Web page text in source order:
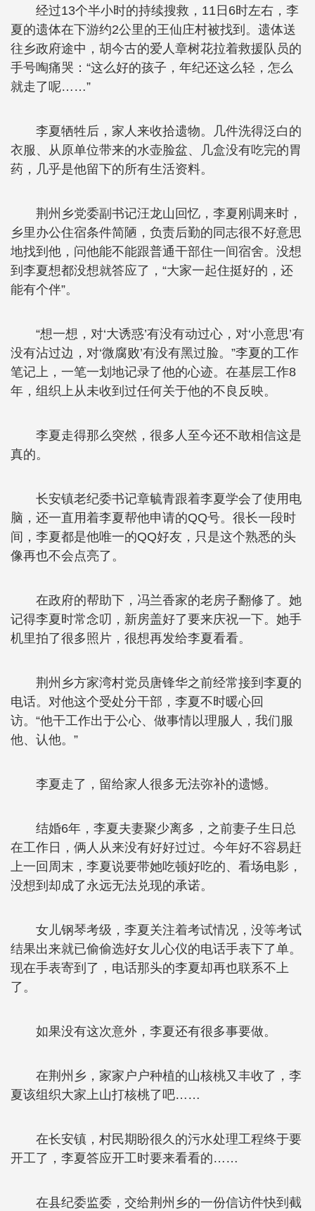
经过13个半小时的持续搜救，11日6时左右，李
夏的遗体在下游约2公里的王仙庄村被找到。遗体送
往乡政府途中，胡今古的爱人章树花拉着救援队员的
手号啕痛哭：“这么好的孩子，年纪还这么轻，怎么
就走了呢……”
李夏牺牲后，家人来收拾遗物。几件洗得泛白的
衣服、从原单位带来的水壶脸盆、几盒没有吃完的胃
药，几乎是他留下的所有生活资料。
荆州乡党委副书记汪龙山回忆，李夏刚调来时，
乡里办公住宿条件简陋，负责后勤的同志很不好意思
地找到他，问他能不能跟普通干部住一间宿舍。没想
到李夏想都没想就答应了，“大家一起住挺好的，还
能有个伴”。
“想一想，对‘大诱惑’有没有动过心，对‘小意思’有
没有沾过边，对‘微腐败’有没有黑过脸。”李夏的工作
笔记上，一笔一划地记录了他的心迹。在基层工作8
年，组织上从未收到过任何关于他的不良反映。
李夏走得那么突然，很多人至今还不敢相信这是
真的。
长安镇老纪委书记章毓青跟着李夏学会了使用电
脑，还一直用着李夏帮他申请的QQ号。很长一段时
间，李夏都是他唯一的QQ好友，只是这个熟悉的头
像再也不会点亮了。
在政府的帮助下，冯兰香家的老房子翻修了。她
记得李夏时常念叨，新房盖好了要来庆祝一下。她手
机里拍了很多照片，很想再发给李夏看看。
荆州乡方家湾村党员唐锋华之前经常接到李夏的
电话。对他这个受处分干部，李夏不时暖心回
访。“他干工作出于公心、做事情以理服人，我们服
他、认他。”
李夏走了，留给家人很多无法弥补的遗憾。
结婚6年，李夏夫妻聚少离多，之前妻子生日总
在工作日，俩人从来没有好好过过。今年好不容易赶
上一回周末，李夏说要带她吃顿好吃的、看场电影，
没想到却成了永远无法兑现的承诺。
女儿钢琴考级，李夏关注着考试情况，没等考试
结果出来就已偷偷选好女儿心仪的电话手表下了单。
现在手表寄到了，电话那头的李夏却再也联系不上
了。
如果没有这次意外，李夏还有很多事要做。
在荆州乡，家家户户种植的山核桃又丰收了，李
夏该组织大家上山打核桃了吧……
在长安镇，村民期盼很久的污水处理工程终于要
开工了，李夏答应开工时要来看看的……
在县纪委监委，交给荆州乡的一份信访件快到截